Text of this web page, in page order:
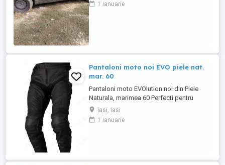
1 ianuarie
Pantaloni moto noi EVO piele nat.
mar. 60
Pantaloni moto EVOlution noi din Piele
Naturala, marimea 60 Perfecti pentru
pasionati de drumuri lungi. Foarte
confortabili și rezistenti. Recomand pt un
domn cu înălțime de peste 1.80m
Iasi, Iasi
1 ianuarie